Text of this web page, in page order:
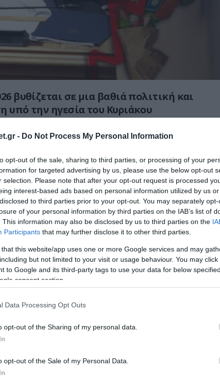
- Do Not Process My Personal Information
opt-out of the sale, sharing to third parties, or processing of your
for targeted advertising by us, please use the below opt-out
selection. Please note that after your opt-out request is processed
interest-based ads based on personal information utilized by us
to third parties prior to your opt-out. You may separately
of your personal information by third parties on the IAB’s list of
This information may also be disclosed by us to third parties on the
Participants that may further disclose it to other third parties.
that this website/app uses one or more Google services and may
but not limited to your visit or usage behaviour. You may
to Google and its third-party tags to use your data for below
consent section.
Data Processing Opt Outs
opt-out of the Sharing of my personal data.
opt-out of the Sale of my Personal Data.
βυθίζεται σε μια βαθιά πολιτική και
υπό την ηγεσία του Κυριάκου
ενόψει των εκλογών του 2027, η
αποκαλύπτει μια κυβέρνηση φθαρμένη,
την κοινωνία και υπεύθυνη για χρόνια
έχουν οδηγήσει σε ακρίβεια, κάλυψη
απώλεια εμπιστοσύνης.
από τη Μαρία Καρυστιανού (21
Τσίπρα (26 Μαΐου) και λίγο αργότερα τον
είναι απλώς πολιτικές κινήσεις.
να τερματιστεί ένας πολιτικός φαύλος
το επιτελείο του συνεχίζουν να μιλούν
πολιτών λέει άλλα.